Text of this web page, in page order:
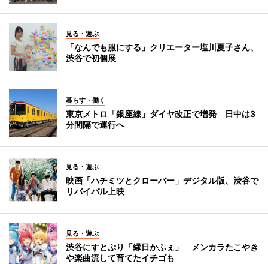
見る・遊ぶ
「なんでも服にする」クリエーター塩川夏子さん、
渋谷で初個展
暮らす・働く
東京メトロ「銀座線」ダイヤ改正で増発 日中は3
分間隔で運行へ
見る・遊ぶ
映画「ハチミツとクローバー」デジタル版、渋谷で
リバイバル上映
見る・遊ぶ
渋谷にすとぷり「縁日かふぇ」 メンカラたこやき
や楽曲流して育てたイチゴも